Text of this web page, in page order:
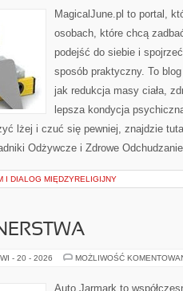
MagicalJune.pl to portal,
osobach, które chcą
podejść do siebie i
sposób praktyczny. To
jak redukcja masy ciała,
lepsza kondycja
lżej i czuć się pewniej, znajdzie
Odżywcze i Zdrowe
I DIALOG MIĘDZYRELIGIJNY
- 20 - 2026 MOŻLIWOŚĆ
Auto Jarmark to